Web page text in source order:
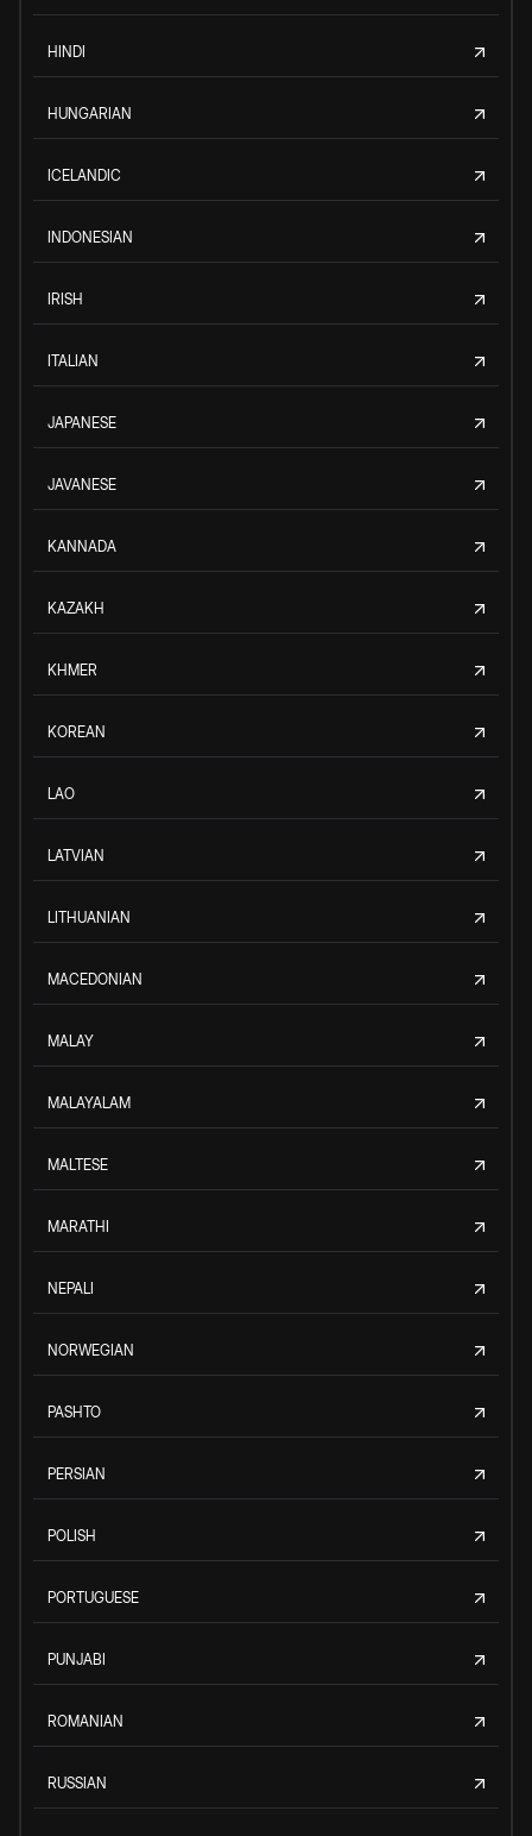
HINDI
HUNGARIAN
ICELANDIC
INDONESIAN
IRISH
ITALIAN
JAPANESE
JAVANESE
KANNADA
KAZAKH
KHMER
KOREAN
LAO
LATVIAN
LITHUANIAN
MACEDONIAN
MALAY
MALAYALAM
MALTESE
MARATHI
NEPALI
NORWEGIAN
PASHTO
PERSIAN
POLISH
PORTUGUESE
PUNJABI
ROMANIAN
RUSSIAN